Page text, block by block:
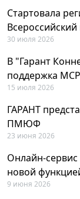
Стартовала
30 июля 2026
В "Гарант
поддержка MCP
15 июля 2026
ГАРАНТ
ПМЮФ
23 июня 2026
Онлайн-
новой
9 июня 2026